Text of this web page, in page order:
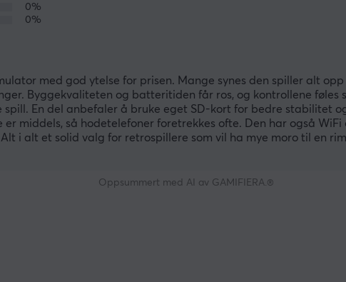
0%
0%
med god ytelse for prisen. Mange synes den spiller alt opp
Byggekvaliteten og batteritiden får ros, og kontrollene føles
En del anbefaler å bruke eget SD-kort for bedre stabilitet
middels, så hodetelefoner foretrekkes ofte. Den har også WiFi
i alt et solid valg for retrospillere som vil ha mye moro til en
Oppsummert med AI av GAMIFIERA.®